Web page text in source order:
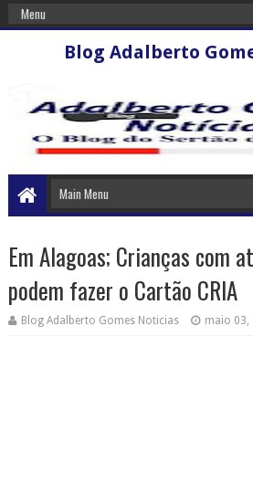
Blog Adalberto
Em Alagoas; Crianças com
podem fazer o Cartão CRIA
Blog Adalberto Gomes Noticias maio 03,